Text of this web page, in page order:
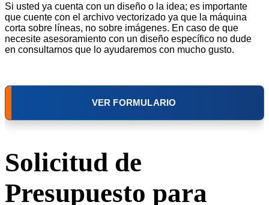
Si usted ya cuenta con un diseño o la idea; es importante
que cuente con el archivo vectorizado ya que la máquina
corta sobre líneas, no sobre imágenes. En caso de que
necesite asesoramiento con un diseño específico no dude
en consultarnos que lo ayudaremos con mucho gusto.
VER FORMULARIO
Solicitud de
Presupuesto para